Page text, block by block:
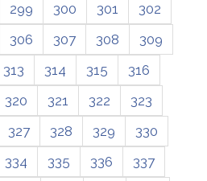
299 300 301
302
306 307 308
309
313 314 315
316
320 321 322
323
327 328 329
330
334 335 336
337